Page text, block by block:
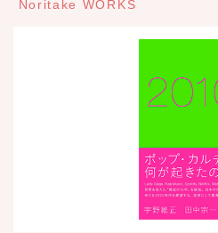
Noritake WORKS